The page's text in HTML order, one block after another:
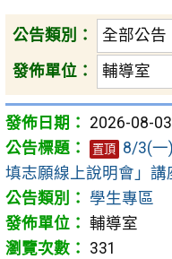
區
公告類別：
發佈單位：
2026-08-03
置頂 8/3(一
填志願線上說明會」講
學生專區
輔導室
331